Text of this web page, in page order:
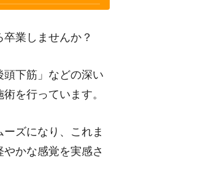
業しませんか？
下筋」などの深い
を行っています。
ズになり、これま
かな感覚を実感さ